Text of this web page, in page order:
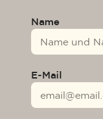
Name
E-Mail